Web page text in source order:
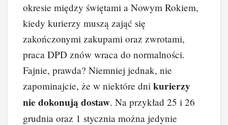
okresie między świętami a Nowym Rokiem,
kiedy kurierzy muszą zająć się
zakończonymi zakupami oraz zwrotami,
praca DPD znów wraca do normalności.
Fajnie, prawda? Niemniej jednak, nie
zapominajcie, że w niektóre dni kurierzy
nie dokonują dostaw. Na przykład 25 i 26
grudnia oraz 1 stycznia można jedynie